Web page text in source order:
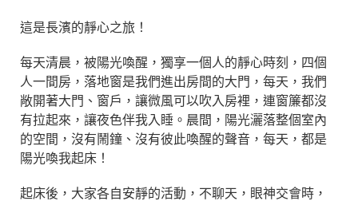
這是長濱的靜心之旅！
每天清晨，被陽光喚醒，獨享一個人的靜心時刻，四個
人一間房，落地窗是我們進出房間的大門，每天，我們
敞開著大門、窗戶，讓微風可以吹入房裡，連窗簾都沒
有拉起來，讓夜色伴我入睡。晨間，陽光灑落整個室內
的空間，沒有鬧鐘、沒有彼此喚醒的聲音，每天，都是
陽光喚我起床！
起床後，大家各自安靜的活動，不聊天，眼神交會時，